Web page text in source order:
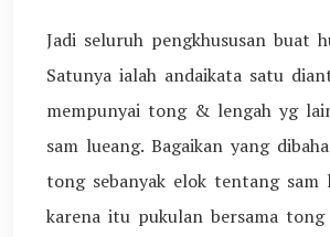
Jadi seluruh pengkhususan buat
Satunya ialah andaikata satu
mempunyai tong & lengah yg
sam lueang. Bagaikan yang
tong sebanyak elok tentang sam
karena itu pukulan bersama tong